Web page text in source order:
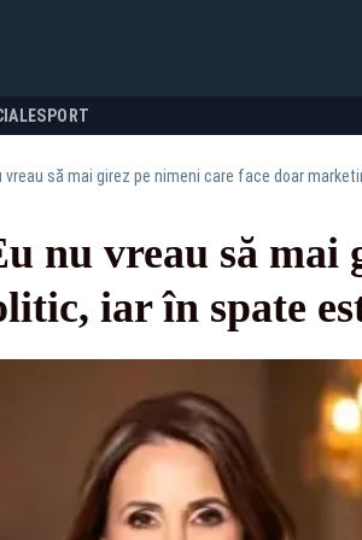
SPORT
vreau să mai girez pe nimeni care face doar
nu vreau să mai
iar în spate